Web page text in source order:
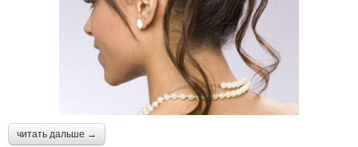
читать дальше →